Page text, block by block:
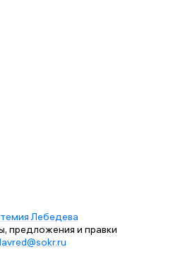
Лебедева
предложения и правки